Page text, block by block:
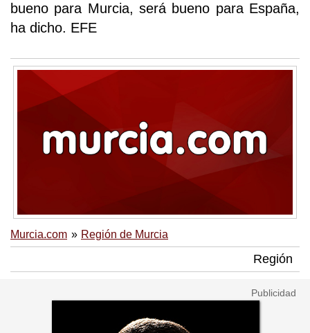
bueno para Murcia, será bueno para España,
ha dicho. EFE
Murcia.com Región de Murcia
Región